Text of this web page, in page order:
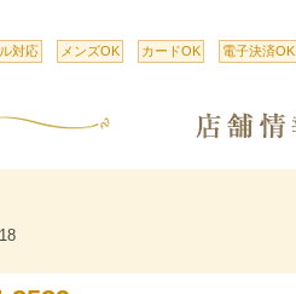
対応 メンズOK カードOK 電子決済OK